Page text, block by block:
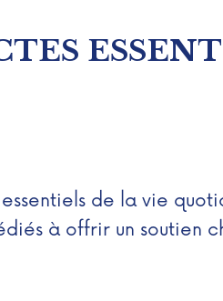
de la vie
à offrir un soutien